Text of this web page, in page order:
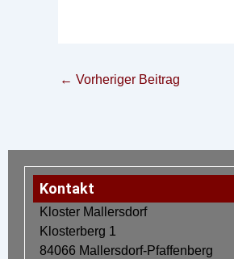
← Vorheriger Beitrag
Kontakt
Kloster Mallersdorf
Klosterberg 1
84066 Mallersdorf-Pfaffenberg